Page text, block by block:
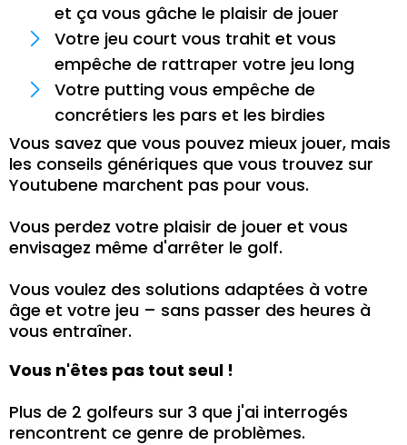
et ça vous gâche le plaisir de jouer
Votre jeu court vous trahit et vous
empêche de rattraper votre jeu long
Votre putting vous empêche de
concrétiers les pars et les birdies
Vous savez que vous pouvez mieux jouer, mais
les conseils génériques que vous trouvez sur
Youtubene marchent pas pour vous.
Vous perdez votre plaisir de jouer et vous
envisagez même d'arrêter le golf.
Vous voulez des solutions adaptées à votre
âge et votre jeu – sans passer des heures à
vous entraîner.
Vous n'êtes pas tout seul !
Plus de 2 golfeurs sur 3 que j'ai interrogés
rencontrent ce genre de problèmes.